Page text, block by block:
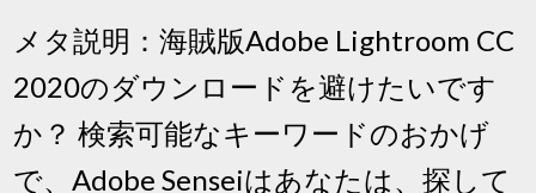
メタ説明：海賊版Adobe Lightroom CC
2020のダウンロードを避けたいです
か？ 検索可能なキーワードのおかげ
で、Adobe Senseiはあなたは、探して